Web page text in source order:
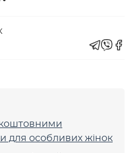
для особливих жінок